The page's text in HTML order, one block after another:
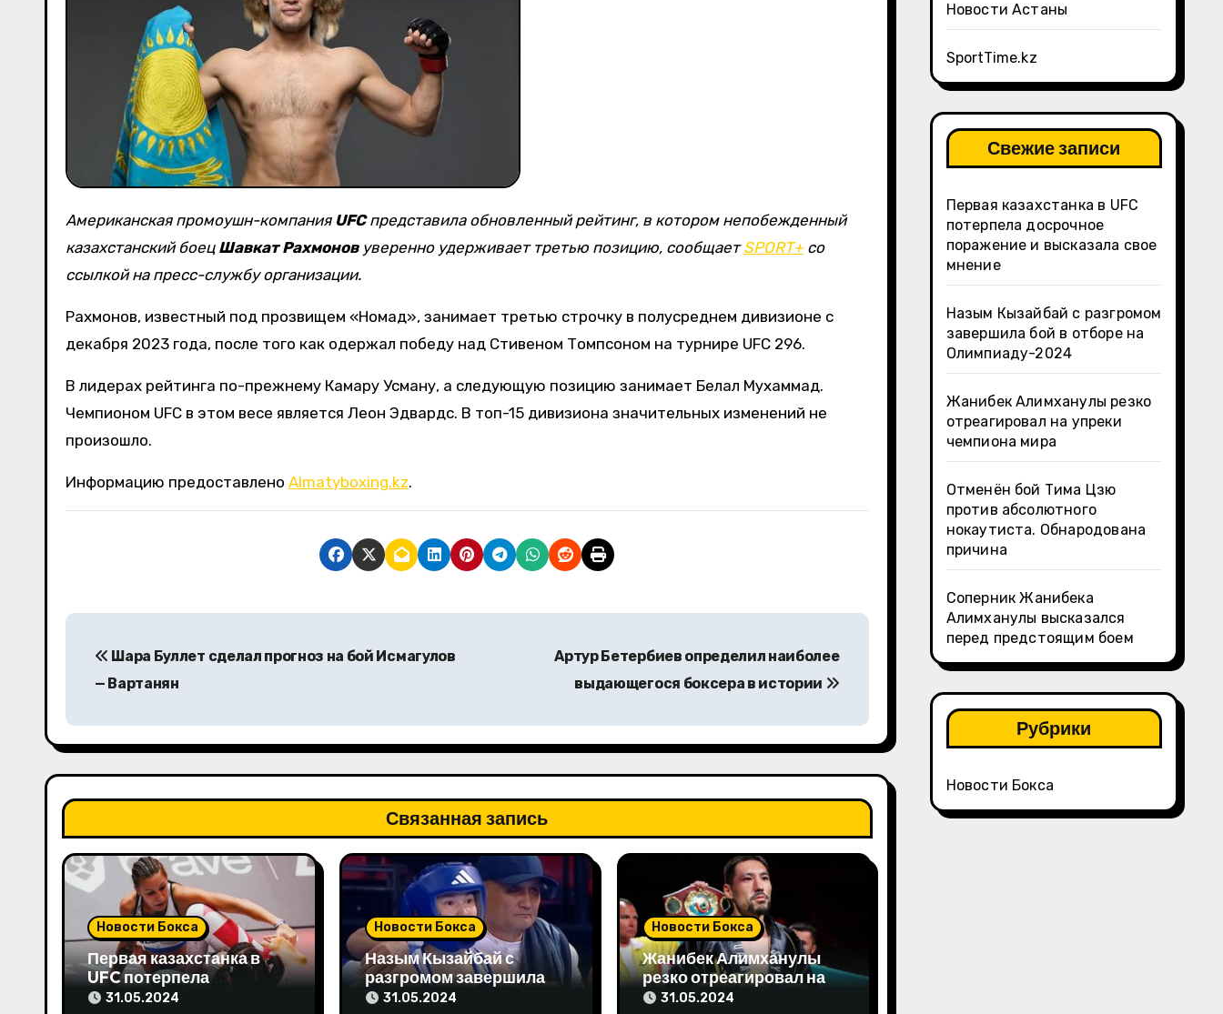
Американская промоушн-компания UFCпредставила обновленный рейтинг, в котором непобежденный
казахстанский боец Шавкат Рахмоновуверенно удерживает третью позицию, сообщаетSPORT+со
ссылкой на пресс-службу организации.
Рахмонов, известный под прозвищем «Номад», занимает третью строчку в полусреднем дивизионе с
декабря 2023 года, после того как одержал победу над Стивеном Томпсоном на турнире UFC 296.
В лидерах рейтинга по-прежнему Камару Усману, а следующую позицию занимает Белал Мухаммад.
Чемпионом UFC в этом весе является Леон Эдвардс. В топ-15 дивизиона значительных изменений не
произошло.
Информацию предоставлено Almatyboxing.kz.
Н
и
г
а
ц
и
п
Шара Буллет сделал прогноз на бой Исмагулов
— Вартанян
Артур Бетербиев определил наиболее
выдающегося боксера в истории
Связанная запись
Новости Бокса
Первая казахстанка в
UFC потерпела
досрочное поражение и
31.05.2024
Новости Бокса
Назым Кызайбай с
разгромом завершила
бой в отборе на
31.05.2024
Новости Бокса
Жанибек Алимханулы
резко отреагировал на
упреки чемпиона мира
31.05.2024
Новости Астаны
SportTime.kz
Свежие записи
Первая казахстанка в UFC
потерпела досрочное
поражение и высказала свое
мнение
Назым Кызайбай с разгромом
завершила бой в отборе на
Олимпиаду-2024
Жанибек Алимханулы резко
отреагировал на упреки
чемпиона мира
Отменён бой Тима Цзю
против абсолютного
нокаутиста. Обнародована
причина
Соперник Жанибека
Алимханулы высказался
перед предстоящим боем
Рубрики
Новости Бокса